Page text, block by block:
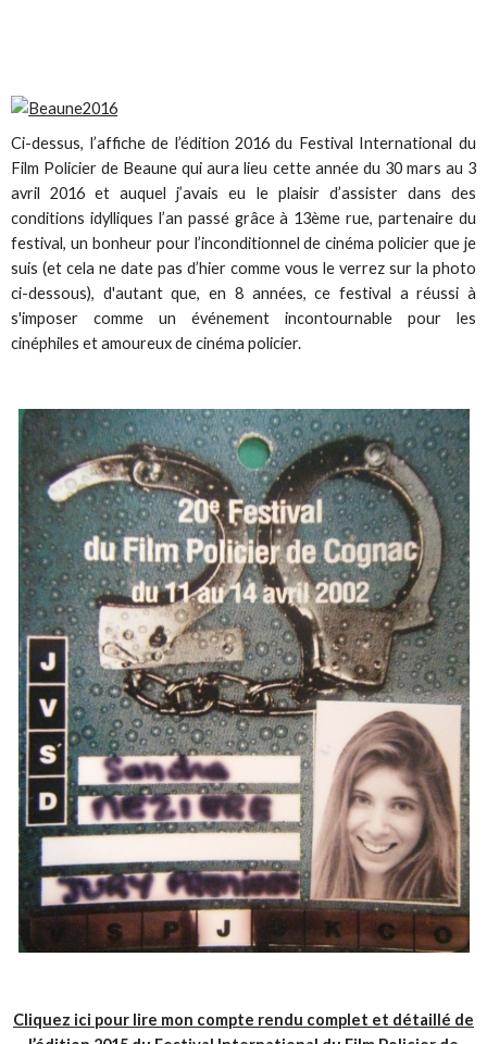
Ci-dessus, l’affiche de l’édition 2016 du Festival International du
Film Policier de Beaune qui aura lieu cette année du 30 mars au 3
avril 2016 et auquel j’avais eu le plaisir d’assister dans des
conditions idylliques l’an passé grâce à 13ème rue, partenaire du
festival, un bonheur pour l’inconditionnel de cinéma policier que je
suis (et cela ne date pas d’hier comme vous le verrez sur la photo
ci-dessous), d'autant que, en 8 années, ce festival a réussi à
s'imposer comme un événement incontournable pour les
cinéphiles et amoureux de cinéma policier.
Cliquez ici pour lire mon compte rendu complet et détaillé de